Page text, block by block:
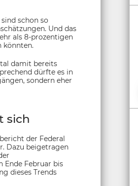
schon so
Und das
als 8-prozentigen
könnten.
damit bereits
dürfte es in
sondern eher
sich
der Federal
Dazu beigetragen
Ende Februar bis
dieses Trends